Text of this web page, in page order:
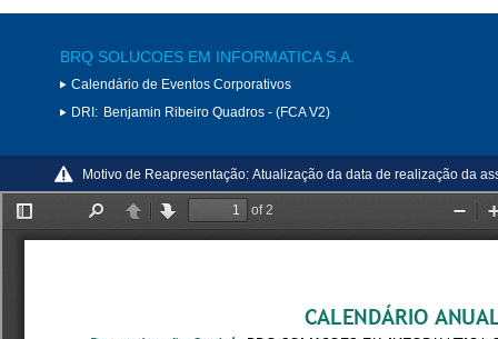
BRQ SOLUCOES EM INFORMATICA S.A.
Calendário de Eventos Corporativos
DRI: Benjamin Ribeiro Quadros - (FCA V2)
Motivo de Reapresentação: Atualização da data de realização da